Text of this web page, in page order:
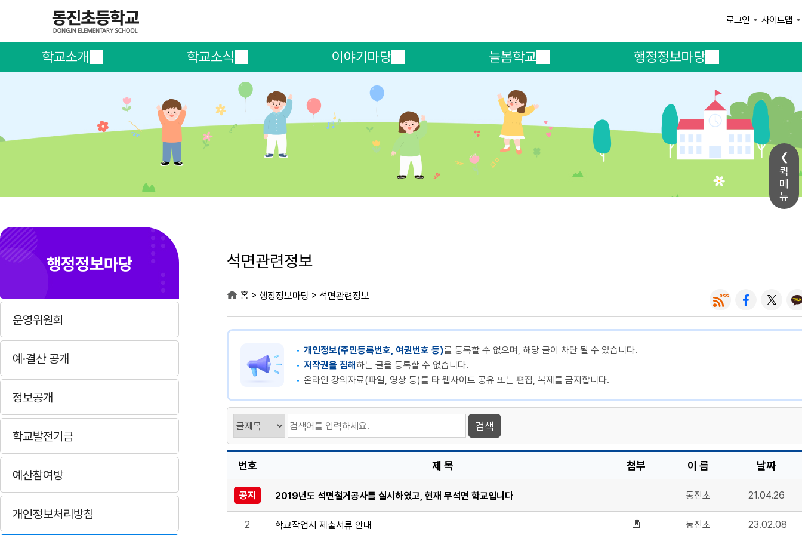
퀵
메
뉴
로그인 사이트맵
학교소개 학교소식 이야기마당 늘봄학교 행정정보마당
행정정보마당
운영위원회
예·결산 공개
정보공개
학교발전기금
예산참여방
개인정보처리방침
석면관련정보
홈 > 행정정보마당 > 석면관련정보
개인정보(주민등록번호, 여권번호 등)를 등록할 수 없으며, 해당 글이 차단 될 수 있습니다.
저작권을 침해하는 글을 등록할 수 없습니다.
온라인 강의자료(파일, 영상 등)를 타 웹사이트 공유 또는 편집, 복제를 금지합니다.
번호 제 목 첨부 이 름 날짜
공지 2019년도 석면철거공사를 실시하였고, 현재 무석면 학교입니다 동진초 21.04.26
2 학교작업시 제출서류 안내 동진초 23.02.08